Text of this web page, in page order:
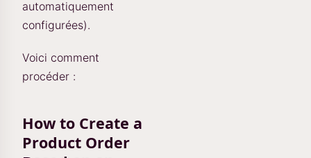
automatiquement
configurées).
Voici comment
procéder :
How to Create a
Product Order